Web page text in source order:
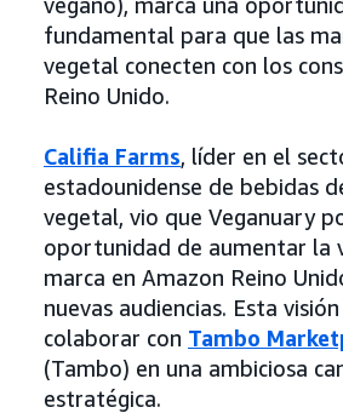
fundamental para que las
vegetal conecten con los
Reino Unido.
Califia Farms, líder en el
estadounidense de bebidas
vegetal, vio que Veganuary
oportunidad de aumentar la
marca en Amazon Reino
nuevas audiencias. Esta
colaborar con Tambo
(Tambo) en una ambiciosa
estratégica.